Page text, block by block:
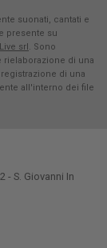
suonati, cantati e
presente su
srl. Sono
rielaborazione di una
di una
all'interno dei file
- S. Giovanni In